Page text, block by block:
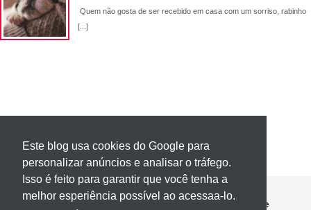
Este blog usa cookies do Google para
personalizar anúncios e analisar o tráfego.
Isso é feito para garantir que você tenha a
melhor esperiência possível ao acessaa-lo.
Quem não gosta de ser recebido em casa com um sorriso, rabinho
[...]
Contato Política de Privacidade Sobre